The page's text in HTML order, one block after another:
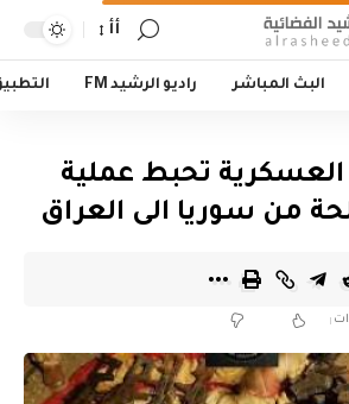
أأ
البث المباشر راديو الرشيد FM
العسكرية تحبط عملية
من سوريا الى العراق